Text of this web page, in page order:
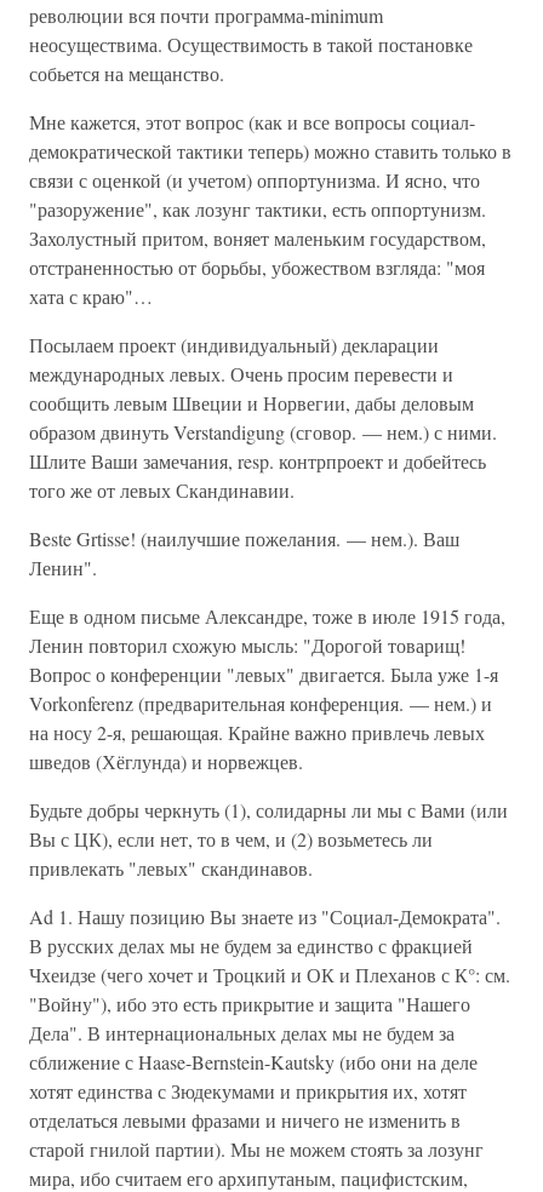
революции вся почти программа-minimum
неосуществима. Осуществимость в такой постановке
собьется на мещанство.
Мне кажется, этот вопрос (как и все вопросы социал-
демократической тактики теперь) можно ставить только в
связи с оценкой (и учетом) оппортунизма. И ясно, что
"разоружение", как лозунг тактики, есть оппортунизм.
Захолустный притом, воняет маленьким государством,
отстраненностью от борьбы, убожеством взгляда: "моя
хата с краю"…
Посылаем проект (индивидуальный) декларации
международных левых. Очень просим перевести и
сообщить левым Швеции и Норвегии, дабы деловым
образом двинуть Verstandigung (сговор. — нем.) с ними.
Шлите Ваши замечания, resp. контрпроект и добейтесь
того же от левых Скандинавии.
Beste Grtisse! (наилучшие пожелания. — нем.). Ваш
Ленин".
Еще в одном письме Александре, тоже в июле 1915 года,
Ленин повторил схожую мысль: "Дорогой товарищ!
Вопрос о конференции "левых" двигается. Была уже 1-я
Vorkonferenz (предварительная конференция. — нем.) и
на носу 2-я, решающая. Крайне важно привлечь левых
шведов (Хёглунда) и норвежцев.
Будьте добры черкнуть (1), солидарны ли мы с Вами (или
Вы с ЦК), если нет, то в чем, и (2) возьметесь ли
привлекать "левых" скандинавов.
Ad 1. Нашу позицию Вы знаете из "Социал-Демократа".
В русских делах мы не будем за единство с фракцией
Чхеидзе (чего хочет и Троцкий и ОК и Плеханов с К°: см.
"Войну"), ибо это есть прикрытие и защита "Нашего
Дела". В интернациональных делах мы не будем за
сближение с Haase-Bernstein-Kautsky (ибо они на деле
хотят единства с Зюдекумами и прикрытия их, хотят
отделаться левыми фразами и ничего не изменить в
старой гнилой партии). Мы не можем стоять за лозунг
мира, ибо считаем его архипутаным, пацифистским,